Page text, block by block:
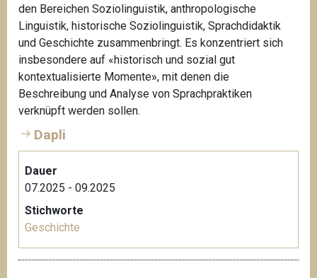
o
n
den Bereichen Soziolinguistik, anthropologische
Linguistik, historische Soziolinguistik, Sprachdidaktik
und Geschichte zusammenbringt. Es konzentriert sich
insbesondere auf «historisch und sozial gut
kontextualisierte Momente», mit denen die
Beschreibung und Analyse von Sprachpraktiken
verknüpft werden sollen.
Dapli
Dauer
07.2025 - 09.2025
Stichworte
Geschichte